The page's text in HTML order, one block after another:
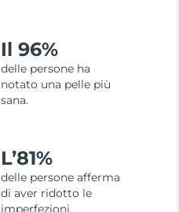
Il 96%
delle persone ha
notato una pelle più
sana.
L’81%
delle persone afferma
di aver ridotto le
imperfezioni.